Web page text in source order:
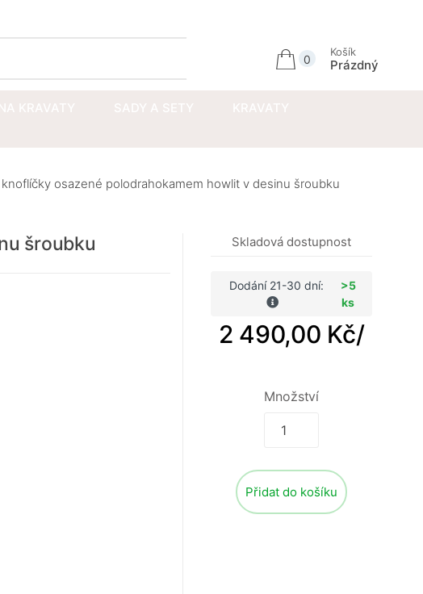
0
Košík
Prázdný
osazené polodrahokamem howlit v desinu šroubku
šroubku Skladová dostupnost
Dodání 21-30 dní:
>5
ks
2 490,00 Kč/
Množství
Přidat do košíku